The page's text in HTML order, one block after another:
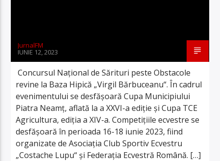
JurnalFM
IUNIE 12, 2023
Concursul Național de Sărituri peste Obstacole
revine la Baza Hipică „Virgil Bărbuceanu“. În cadrul
evenimentului se desfășoară Cupa Municipiului
Piatra Neamț, aflată la a XXVI-a ediție și Cupa TCE
Agricultura, ediția a XIV-a. Competițiile ecvestre se
desfășoară în perioada 16-18 iunie 2023, fiind
organizate de Asociația Club Sportiv Ecvestru
„Costache Lupu“ și Federația Ecvestră Română. […]